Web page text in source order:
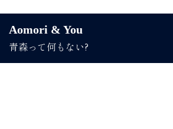
Aomori & You
青森って何もない?